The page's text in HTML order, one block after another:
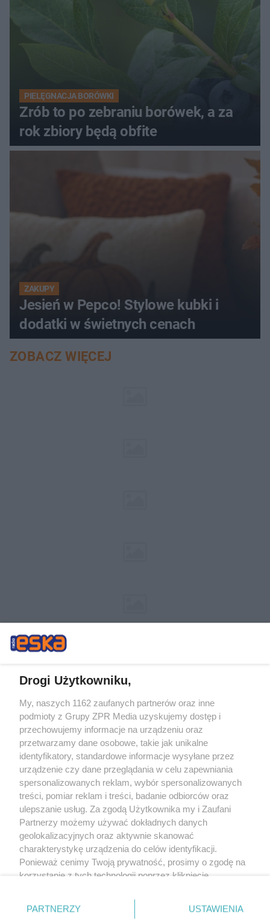
PIELĘGNACJA BORÓWKI
Zrób to po zebraniu borówek, a za
rok zbiory będą obfite
ZAKUPY
Jesień w Pepco! Stylowe kubki i
dodatki w świetnych cenach
ZOBACZ WIĘCEJ
Żaden utwór zamieszczony w serwisie nie może być powielany i
rozpowszechniany lub dalej rozpowszechniany w jakikolwiek sposób (w
tym także elektroniczny lub mechaniczny) na jakimkolwiek polu
eksploatacji w jakiejkolwiek formie, włącznie z umieszczaniem w Internecie
bez pisemnej zgody właściciela praw. Jakiekolwiek użycie lub
wykorzystanie utworów w całości lub w części z naruszeniem prawa, tzn.
bez właściwej zgody, jest zabronione pod groźbą kary i może być ścigane
prawnie.
O nas
Drogi Użytkowniku,
My, naszych 1162 zaufanych partnerów oraz inne
podmioty z Grupy ZPR Media uzyskujemy dostęp i
przechowujemy informacje na urządzeniu oraz
przetwarzamy dane osobowe, takie jak unikalne
identyfikatory, standardowe informacje wysyłane przez
urządzenie czy dane przeglądania w celu zapewniania
spersonalizowanych reklam, wybór spersonalizowanych
treści, pomiar reklam i treści, badanie odbiorców oraz
ulepszanie usług. Za zgodą Użytkownika my i Zaufani
Partnerzy możemy używać dokładnych danych
geolokalizacyjnych oraz aktywnie skanować
charakterystykę urządzenia do celów identyfikacji.
Ponieważ cenimy Twoją prywatność, prosimy o zgodę na
korzystanie z tych technologii poprzez kliknięcie
zmienić/wycofać klikając przycisk ustawień prywatności
znajdujący się w lewym dolnym rogu strony
PARTNERZY USTAWIENIA